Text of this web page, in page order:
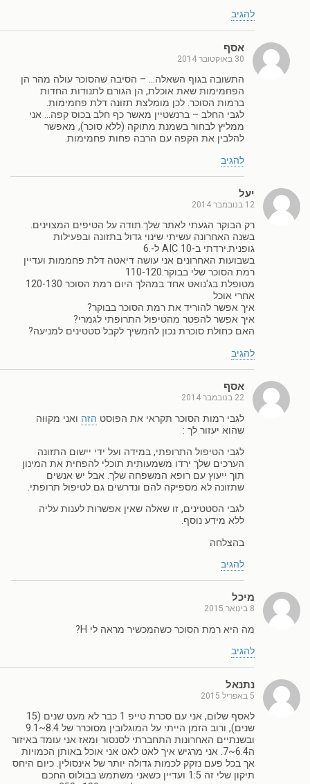
להגיב
אסף
30 באוקטובר 2014
התשובה בגוף השאלה… – הסיבה שהסוכר עולה מהר הן
הפחמימות שאת אוכלת, הן הגורם לתנודות החדות
ברמות הסוכר. לכן מומלצת תזונה דלת פחמימות.
לגבי החלב – ברנשטיין מאשר כף חלב בכוס קפה… אני
ממליץ לבחור בשמנת מתוקה (ללא סוכר), מאפשר
להלבין את הקפה עם הרבה פחות פחמימות.
להגיב
יעל
12 בנובמבר 2014
רק הבוקר הגעתי לאתר שלך.תודה על הטיפים המצוינים.
בשנה האחרונה עשיתי שינוי גדול בתזונה ובפעילות
גופנית.ירדתי ב-AIC 10 ל-.6
בשבועות האחרונים אני עושה דיאטה דלת פחממות ועדיין
רמת הסוכר שלי בבוקר.110-120
מטופלת בג'נואט אחד במהלך היום רמת הסוכר 120-130
אחרי אוכל
איך אפשר להוריד את רמת הסוכר בבוקר?
איך אפשר להפטר מהטיפול התרופתי לגמרי?
האם כחולת סוכרת נכון להמשיך לקבל סטטינים למניעה?
להגיב
אסף
22 בנובמבר 2014
לגבי רמות הסוכר תקראי את הפוסט הזה ואני מקווה
שהוא יעזור לך :
לגבי הטיפול התרופתי, במידה ועל ידי יישום התזונה
הערכים שלך ירדו משמעותית תוכלי להפחית את המינון
תוך ייעוץ עם רופא המשפחה שלך. אבל יש אנשים
שתזונה לא מספיקה להם ונדרשים גם לטיפול תרופתי.
לגבי הסטטינים, זו שאלה שאין אפשרות לענות עליה
ללא מידע נוסף.
בהצלחה
להגיב
מיכל
8 בינואר 2015
מה היא רמת הסוכר כשהמכשיר מראה לי H?
להגיב
נתנאל
5 באפריל 2015
לאסף שלום, אני עם סכרת טייפ 1 כבר לא מעט שנים (15
שנים), ורוב הזמן הייתי על המוגלובין מסוכרר של 8.4~9.1
ובשנתיים האחרונות התחברתי לסנסור ומאז אני עומד באיזור
ה6.4~7. אני מרגיש איך לאט לאט אני אוכל באותן הכמויות
אך בכל פעם נזקק לכמות גדולה יותר של אינסולין. כיום היחס
תיקון שלי זה 1:5 ועדיין כשאני משתמש בבולוס החכם